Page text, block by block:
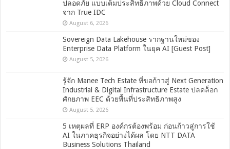
ปลอดภัย แบบเต็มประสิทธิภาพด้วย Cloud Connect
จาก True IDC
August 6, 2026
Sovereign Data Lakehouse รากฐานใหม่ของ
Enterprise Data Platform ในยุค AI [Guest Post]
August 5, 2026
รู้จัก Manee Tech Estate ที่ขอก้าวสู่ Next Generation
Industrial & Digital Infrastructure Estate ปลดล็อก
ศักยภาพ EEC ด้วยพื้นที่ประสิทธิภาพสูง
August 5, 2026
5 เหตุผลที่ ERP องค์กรต้องพร้อม ก่อนก้าวสู่การใช้
AI ในภาคธุรกิจอย่างได้ผล โดย NTT DATA
Business Solutions Thailand